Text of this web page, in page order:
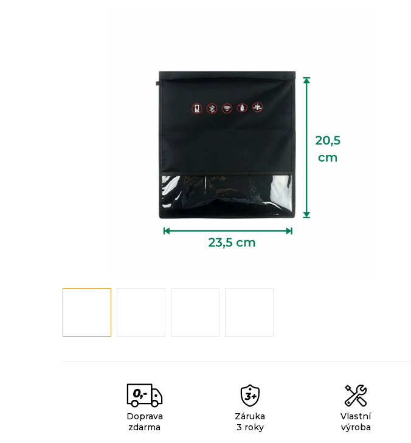
Doprava
zdarma
Záruka
3 roky
Vlastní
výroba